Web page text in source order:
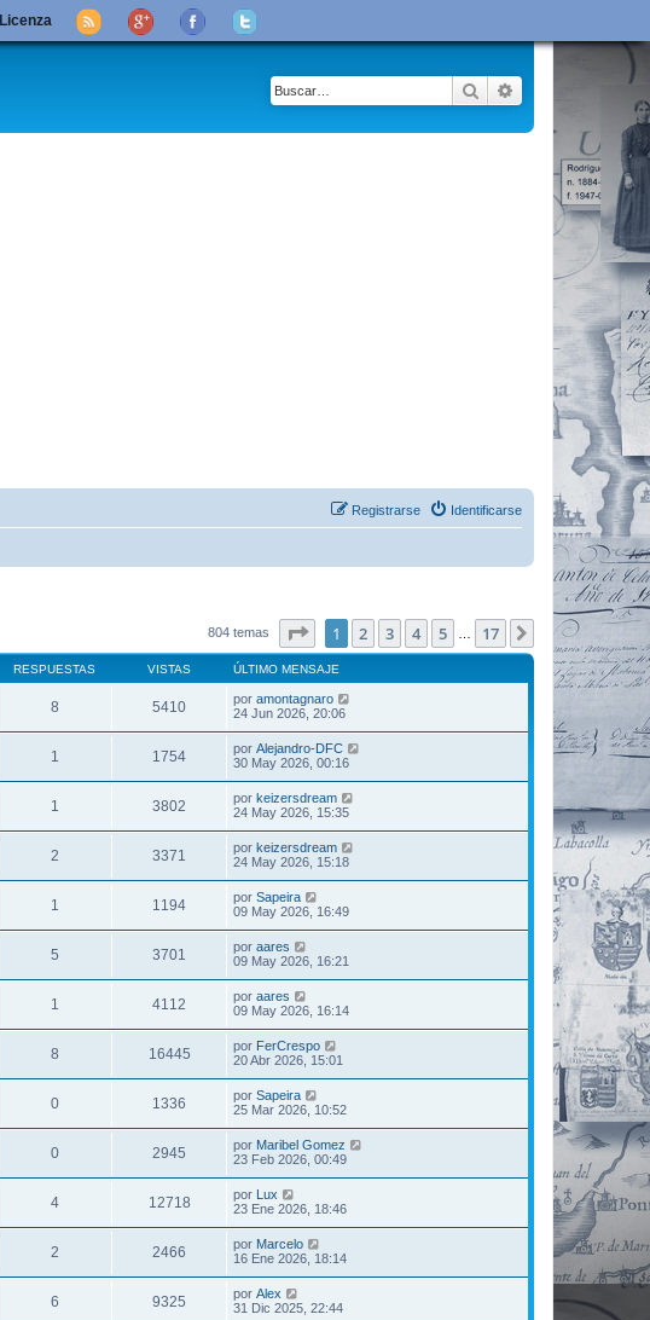
Buscar Búsqueda
Identificarse
Registrarse
804 temas Página1 de 17
1 2 3 4 5 17 Siguiente
RESPUESTAS VISTAS ÚLTIMO MENSAJE
8 5410 por amontagnaro
24 Jun 2026, 20:06
1 1754 por Alejandro-DFC
30 May 2026, 00:16
1 3802 por keizersdream
24 May 2026, 15:35
2 3371 por keizersdream
24 May 2026, 15:18
1 1194 por Sapeira
09 May 2026, 16:49
5 3701 por aares
09 May 2026, 16:21
1 4112 por aares
09 May 2026, 16:14
8 16445 por FerCrespo
20 Abr 2026, 15:01
0 1336 por Sapeira
25 Mar 2026, 10:52
0 2945 por Maribel Gomez
23 Feb 2026, 00:49
4 12718 por Lux
23 Ene 2026, 18:46
2 2466 por Marcelo
16 Ene 2026, 18:14
6 9325 por Alex
31 Dic 2025, 22:44
Licenza